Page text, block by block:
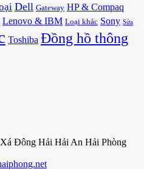
Dell Gateway HP & Compaq
Lenovo & IBM Loại khác Sony Sửa
Toshiba Đồng hồ thông
Đông Hải Hải An Hải Phòng